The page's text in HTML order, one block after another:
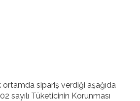
ortamda sipariş verdiği aşağıda
sayılı Tüketicinin Korunması